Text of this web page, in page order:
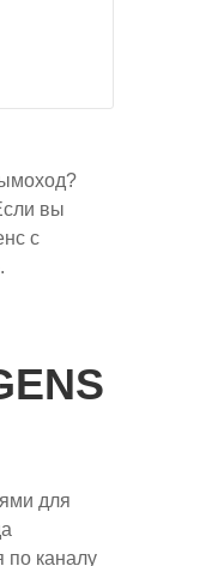
вы
с
для
по каналу